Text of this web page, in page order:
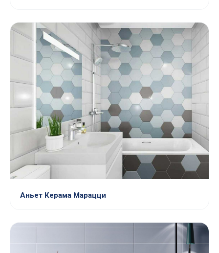
Аньет Керама Марацци